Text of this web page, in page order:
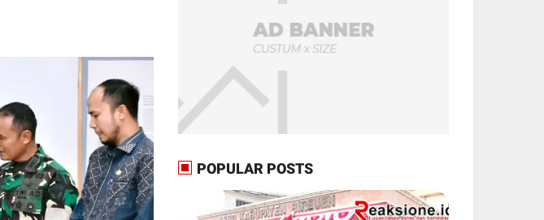
POPULAR POSTS